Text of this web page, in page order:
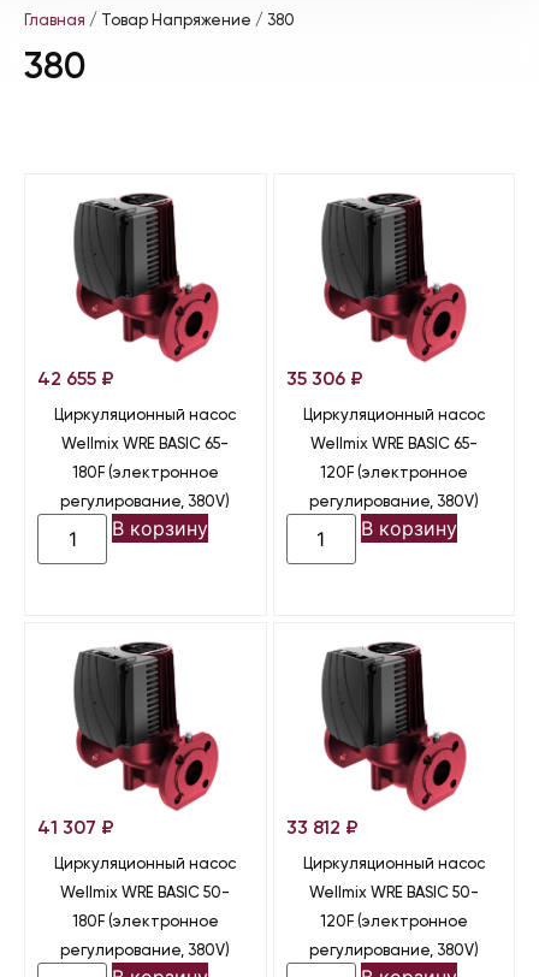
Главная / Товар Напряжение / 380
380
42 655 ₽
Циркуляционный насос
Wellmix WRE BASIC 65-
180F (электронное
регулирование, 380V)
В корзину
35 306 ₽
Циркуляционный насос
Wellmix WRE BASIC 65-
120F (электронное
регулирование, 380V)
В корзину
41 307 ₽
Циркуляционный насос
Wellmix WRE BASIC 50-
180F (электронное
регулирование, 380V)
33 812 ₽
Циркуляционный насос
Wellmix WRE BASIC 50-
120F (электронное
регулирование, 380V)